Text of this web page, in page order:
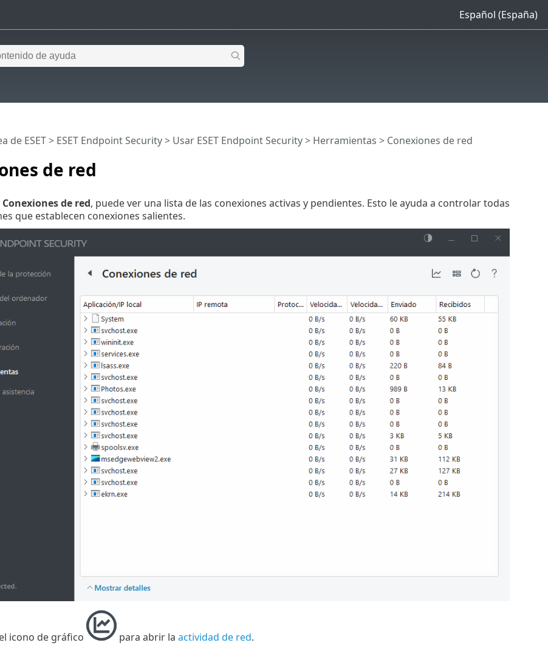
Español (España)
de red
de ESET> ESET Endpoint Security> Usar ESET Endpoint Security> Herramientas > Conexiones de red
Conexiones de red, puede ver una lista de las conexiones activas y pendientes. Esto le ayuda a controlar todas
que establecen conexiones salientes.
icono de gráfico para abrir la actividad de red.